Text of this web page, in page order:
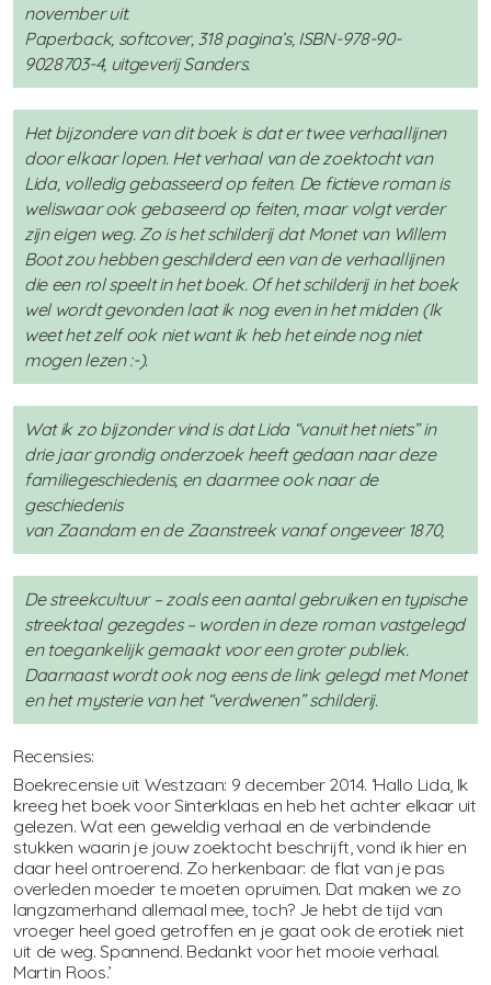
november uit.
Paperback, softcover, 318 pagina’s, ISBN-978-90-
9028703-4, uitgeverij Sanders.
Het bijzondere van dit boek is dat er twee verhaallijnen
door elkaar lopen. Het verhaal van de zoektocht van
Lida, volledig gebasseerd op feiten. De fictieve roman is
weliswaar ook gebaseerd op feiten, maar volgt verder
zijn eigen weg. Zo is het schilderij dat Monet van Willem
Boot zou hebben geschilderd een van de verhaallijnen
die een rol speelt in het boek. Of het schilderij in het boek
wel wordt gevonden laat ik nog even in het midden (Ik
weet het zelf ook niet want ik heb het einde nog niet
mogen lezen :-).
Wat ik zo bijzonder vind is dat Lida “vanuit het niets” in
drie jaar grondig onderzoek heeft gedaan naar deze
familiegeschiedenis, en daarmee ook naar de
geschiedenis
van Zaandam en de Zaanstreek vanaf ongeveer 1870,
De streekcultuur – zoals een aantal gebruiken en typische
streektaal gezegdes – worden in deze roman vastgelegd
en toegankelijk gemaakt voor een groter publiek.
Daarnaast wordt ook nog eens de link gelegd met Monet
en het mysterie van het “verdwenen” schilderij.
Recensies:
Boekrecensie uit Westzaan: 9 december 2014. ‘Hallo Lida, Ik
kreeg het boek voor Sinterklaas en heb het achter elkaar uit
gelezen. Wat een geweldig verhaal en de verbindende
stukken waarin je jouw zoektocht beschrijft, vond ik hier en
daar heel ontroerend. Zo herkenbaar: de flat van je pas
overleden moeder te moeten opruimen. Dat maken we zo
langzamerhand allemaal mee, toch? Je hebt de tijd van
vroeger heel goed getroffen en je gaat ook de erotiek niet
uit de weg. Spannend. Bedankt voor het mooie verhaal.
Martin Roos.’